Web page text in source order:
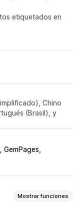
etiquetados en
Chino
(Brasil), y
GemPages
Mostrar funciones